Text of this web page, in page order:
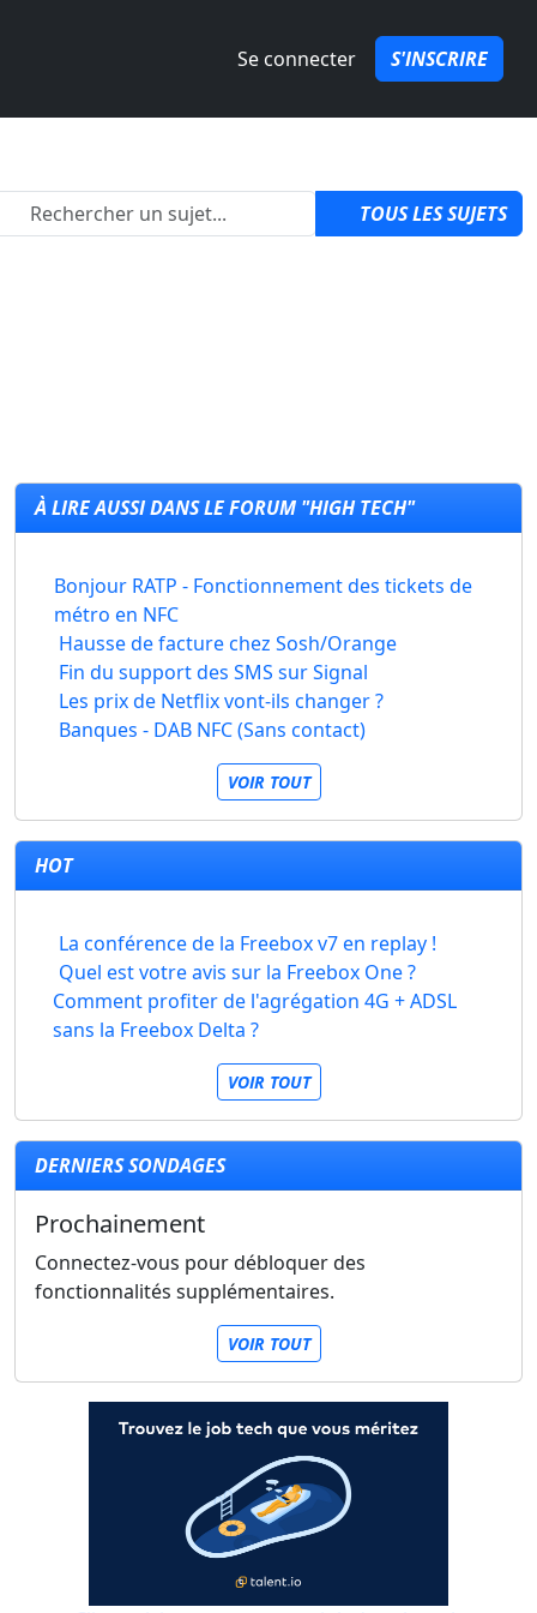
Se connecter S'INSCRIRE
6 ?par QuozPowa TOUS LES SUJETS
À LIRE AUSSI DANS LE FORUM "HIGH TECH"
Bonjour RATP - Fonctionnement des tickets de
métro en NFC
Hausse de facture chez Sosh/Orange
Fin du support des SMS sur Signal
Les prix de Netflix vont-ils changer ?
Banques - DAB NFC (Sans contact)
VOIR TOUT
HOT
La conférence de la Freebox v7 en replay !
Quel est votre avis sur la Freebox One ?
Comment profiter de l'agrégation 4G + ADSL
sans la Freebox Delta ?
VOIR TOUT
DERNIERS SONDAGES
Prochainement
Connectez-vous pour débloquer des
fonctionnalités supplémentaires.
VOIR TOUT